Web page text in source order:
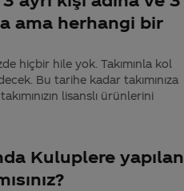
ama herhangi bir
hiçbir hile yok. Takımınla kol
Bu tarihe kadar takımınıza
lisanslı ürünlerini
Kuluplere yapılan